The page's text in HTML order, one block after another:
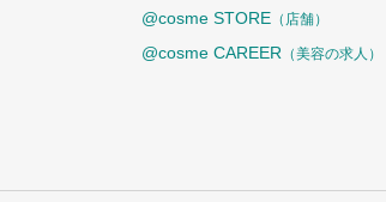
@cosme STORE （店舗）
@cosme CAREER （美容の求人）